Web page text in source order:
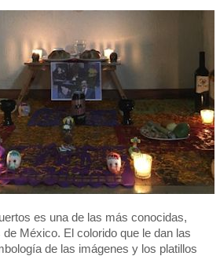
es una de las más conocidas,
México. El colorido que le dan las
de las imágenes y los platillos